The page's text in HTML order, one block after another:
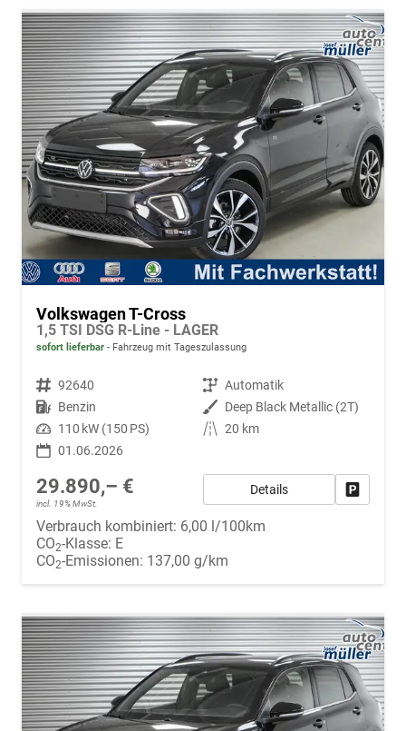
Volkswagen T-Cross
1,5 TSI DSG R-Line - LAGER
sofort lieferbar Fahrzeug mit Tageszulassung
Fahrzeugnr. 92640 Getriebe Automatik
Kraftstoff Benzin Außenfarbe Deep Black Metallic (2T)
Leistung 110 kW (150 PS) Kilometerstand 20 km
01.06.2026
29.890,– €
incl. 19% MwSt.
Details
Verbrauch kombiniert: 6,00 l/100km
CO2-Klasse: E
CO2-Emissionen: 137,00 g/km